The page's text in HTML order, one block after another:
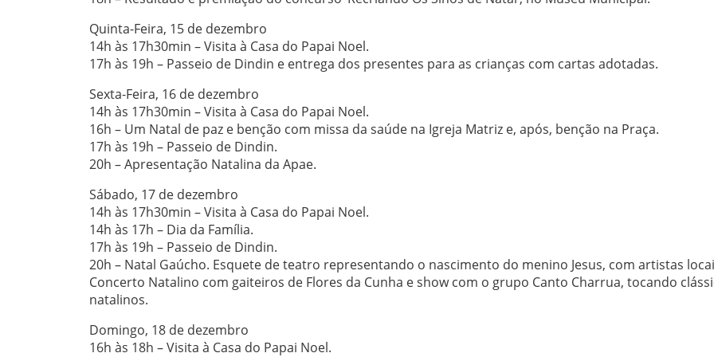
Quinta-Feira, 15 de dezembro
14h às 17h30min – Visita à Casa do Papai Noel.
17h às 19h – Passeio de Dindin e entrega dos presentes para as crianças com cartas adotadas.
Sexta-Feira, 16 de dezembro
14h às 17h30min – Visita à Casa do Papai Noel.
16h – Um Natal de paz e benção com missa da saúde na Igreja Matriz e, após, benção na Praça.
17h às 19h – Passeio de Dindin.
20h – Apresentação Natalina da Apae.
Sábado, 17 de dezembro
14h às 17h30min – Visita à Casa do Papai Noel.
14h às 17h – Dia da Família.
17h às 19h – Passeio de Dindin.
20h – Natal Gaúcho. Esquete de teatro representando o nascimento do menino Jesus, com artistas
Concerto Natalino com gaiteiros de Flores da Cunha e show com o grupo Canto Charrua, tocando
natalinos.
Domingo, 18 de dezembro
16h às 18h – Visita à Casa do Papai Noel.